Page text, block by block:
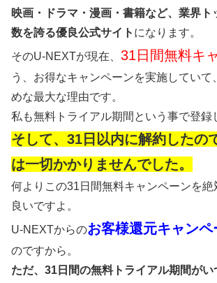
映画・ドラマ・漫画・書籍など、業界ト
数を誇る優良公式サイト になります。
そのU-NEXTが現在、 31日間無料キ
う、お得なキャンペーンを実施していて
めな最大な理由です。
私も無料トライアル期間という事で登録
そして、31日以内に解約したの
は一切かかりませんでした。
何よりこの31日間無料キャンペーンを
良いですよ。
U-NEXTからのお客様還元キャンペ
のですから。
ただ、31日間の無料トライアル期間がい